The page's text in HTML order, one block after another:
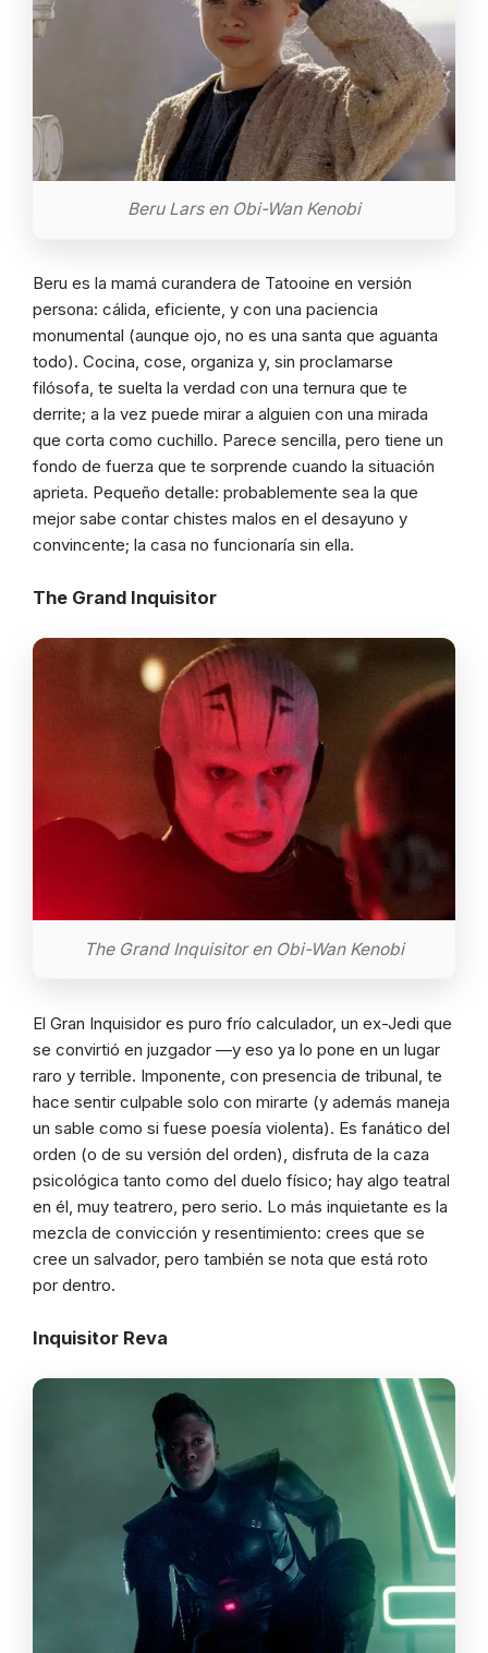
Beru Lars en Obi-Wan Kenobi
Beru es la mamá curandera de Tatooine en versión
persona: cálida, eficiente, y con una paciencia
monumental (aunque ojo, no es una santa que aguanta
todo). Cocina, cose, organiza y, sin proclamarse
filósofa, te suelta la verdad con una ternura que te
derrite; a la vez puede mirar a alguien con una mirada
que corta como cuchillo. Parece sencilla, pero tiene un
fondo de fuerza que te sorprende cuando la situación
aprieta. Pequeño detalle: probablemente sea la que
mejor sabe contar chistes malos en el desayuno y
convincente; la casa no funcionaría sin ella.
The Grand Inquisitor
The Grand Inquisitor en Obi-Wan Kenobi
El Gran Inquisidor es puro frío calculador, un ex-Jedi que
se convirtió en juzgador —y eso ya lo pone en un lugar
raro y terrible. Imponente, con presencia de tribunal, te
hace sentir culpable solo con mirarte (y además maneja
un sable como si fuese poesía violenta). Es fanático del
orden (o de su versión del orden), disfruta de la caza
psicológica tanto como del duelo físico; hay algo teatral
en él, muy teatrero, pero serio. Lo más inquietante es la
mezcla de convicción y resentimiento: crees que se
cree un salvador, pero también se nota que está roto
por dentro.
Inquisitor Reva